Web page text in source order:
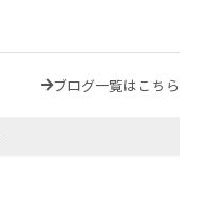
ブログ一覧はこちら